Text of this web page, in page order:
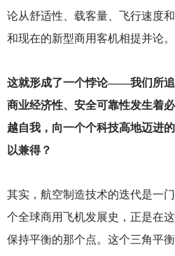
论从舒适性、载客量、飞行速度
和现在的新型商用客机相提并论。
这就形成了一个悖论——我们所
商业经济性、安全可靠性发生着
越自我，向一个个科技高地迈进
以兼得？
其实，航空制造技术的迭代是一
个全球商用飞机发展史，正是在
保持平衡的那个点。这个三角平